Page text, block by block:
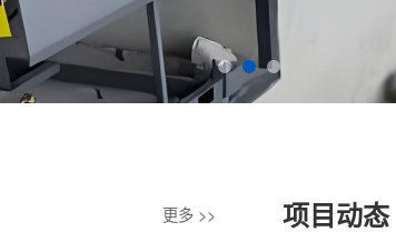
更多 >> 项目动态